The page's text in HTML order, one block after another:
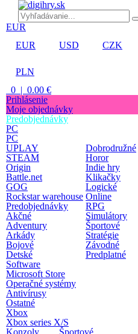
EUR
EUR
USD CZK
PLN
0 | 0.00 €
Prihlásenie
Moje objednávky
Predobjednávky
PC
PC
UPLAY
STEAM
Origin
Battle.net
GOG
Rockstar warehouse
Predobjednávky
Akčné
Adventury
Arkády
Bojové
Detské
Dobrodružné
Horor
Indie hry
Klikačky
Logické
Online
RPG
Simulátory
Športové
Stratégie
Závodné
Predplatné
Software
Microsoft Store
Operačné systémy
Antivírusy
Ostatné
Xbox
Xbox series X/S
Konzoly
Športové